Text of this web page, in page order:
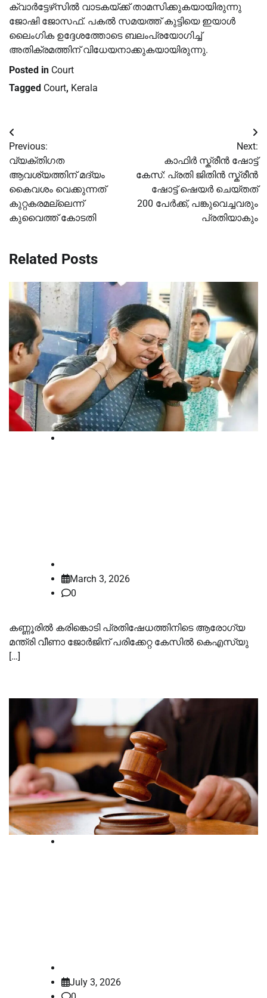
ക്വാർട്ടേഴ്‌സില്‍ വാടകയ്ക്ക് താമസിക്കുകയായിരുന്നു
ജോഷി ജോസഫ്. പകല്‍ സമയത്ത് കുട്ടിയെ ഇയാള്‍
ലൈംഗിക ഉദ്ദേശത്തോടെ ബലംപ്രയോഗിച്ച്‌
അതിക്രമത്തിന് വിധേയനാക്കുകയായിരുന്നു.
Posted in Court
Tagged Court, Kerala
Post
navigation
Previous:
വ്യക്തിഗത
ആവശ്യത്തിന് മദ്യം
കൈവശം വെക്കുന്നത്
കുറ്റകരമല്ലെന്ന്
കുവൈത്ത് കോടതി
Next:
കാഫിര്‍ സ്ക്രീൻ ഷോട്ട്
കേസ്: പ്രതി ജിതിൻ സ്ക്രീൻ
ഷോട്ട് ഷെയര്‍ ചെയ്തത്
200 പേര്‍ക്ക്, പങ്കുവെച്ചവരും
പ്രതിയാകും
Related Posts
March 3, 2026
0
കണ്ണൂരില്‍ കരിങ്കൊടി പ്രതിഷേധത്തിനിടെ ആരോഗ്യ
മന്ത്രി വീണാ ജോർജിന് പരിക്കേറ്റ കേസില്‍ കെഎസ്‍യു
[…]
July 3, 2026